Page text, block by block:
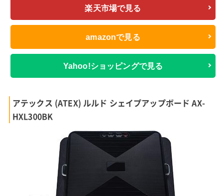
楽天市場で見る
amazonで見る
Yahoo!ショッピングで見る
アテックス (ATEX) ルルド シェイプアップボード AX-
HXL300BK